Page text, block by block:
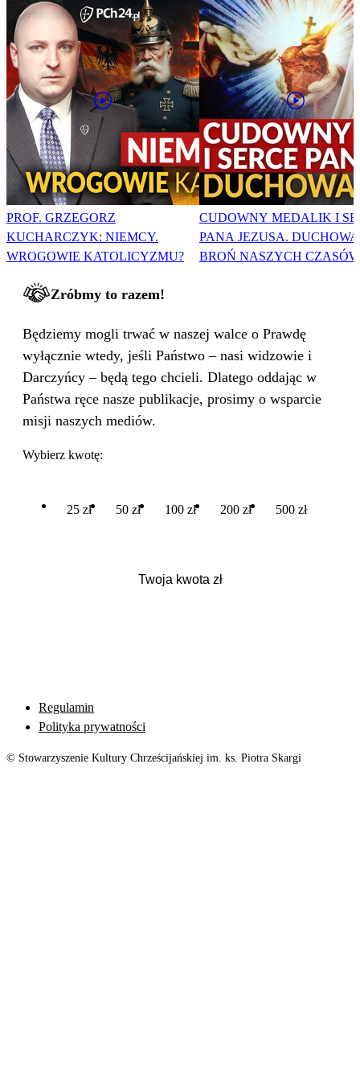
PROF. GRZEGORZ
KUCHARCZYK: NIEMCY.
WROGOWIE KATOLICYZMU?
CUDOWNY MEDALIK I
PANA JEZUSA. DUCHOWA
BROŃ NASZYCH
Zróbmy to razem!
Będziemy mogli trwać w naszej walce o Prawdę
wyłącznie wtedy, jeśli Państwo – nasi widzowie i
Darczyńcy – będą tego chcieli. Dlatego oddając w
Państwa ręce nasze publikacje, prosimy o wsparcie
misji naszych mediów.
Wybierz kwotę:
25 zł 50 zł 100 zł 200 zł 500 zł
Regulamin
Polityka prywatności
© Stowarzyszenie Kultury Chrześcijańskiej im. ks. Piotra Skargi